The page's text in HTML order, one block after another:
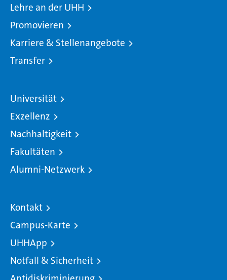
Lehre an der UHH
Promovieren
Karriere & Stellenangebote
Transfer
Universität
Exzellenz
Nachhaltigkeit
Fakultäten
Alumni-Netzwerk
Kontakt
Campus-Karte
UHHApp
Notfall & Sicherheit